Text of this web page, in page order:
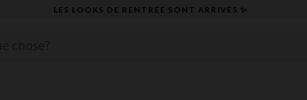
LES LOOKS DE RENTRÉE SONT ARRIVÉS ✨